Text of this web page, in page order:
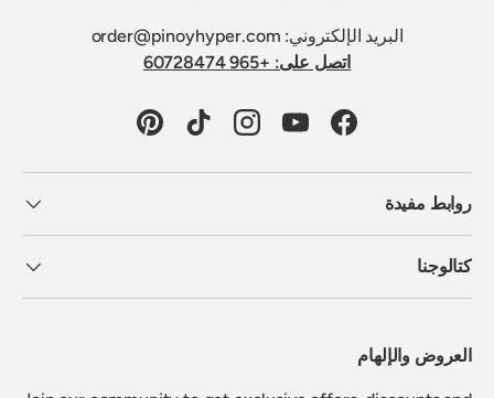
البريد الإلكتروني: order@pinoyhyper.com
اتصل على: +965 60728474
Facebook
YouTube
Instagram
TikTok
Pinterest
روابط مفيدة
كتالوجنا
العروض والإلهام